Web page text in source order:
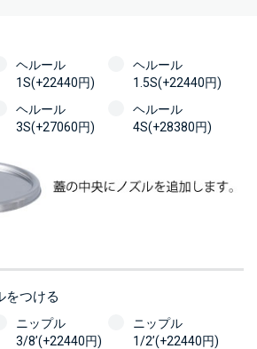
ヘルール
1S(+22440円)
ヘルール
1.5S(+22440円)
ヘルール
3S(+27060円)
ヘルール
4S(+28380円)
をつける
ニップル
3/8’(+22440円)
ニップル
1/2’(+22440円)